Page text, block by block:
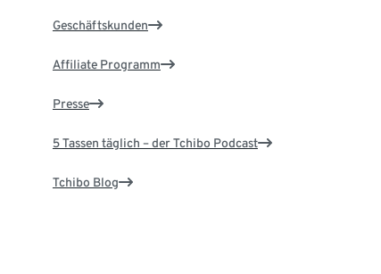
Geschäftskunden
Affiliate Programm
Presse
5 Tassen täglich – der Tchibo Podcast
Tchibo Blog